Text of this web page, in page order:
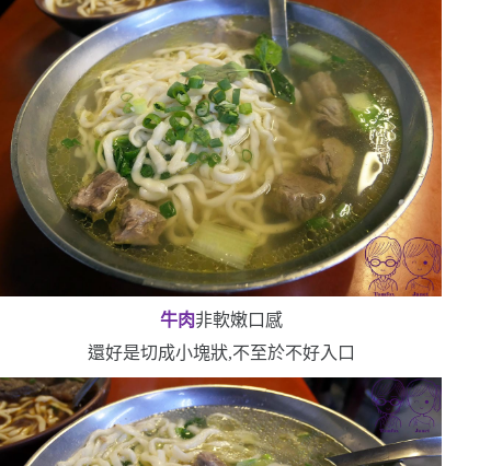
牛肉非軟嫩口感
還好是切成小塊狀,不至於不好入口